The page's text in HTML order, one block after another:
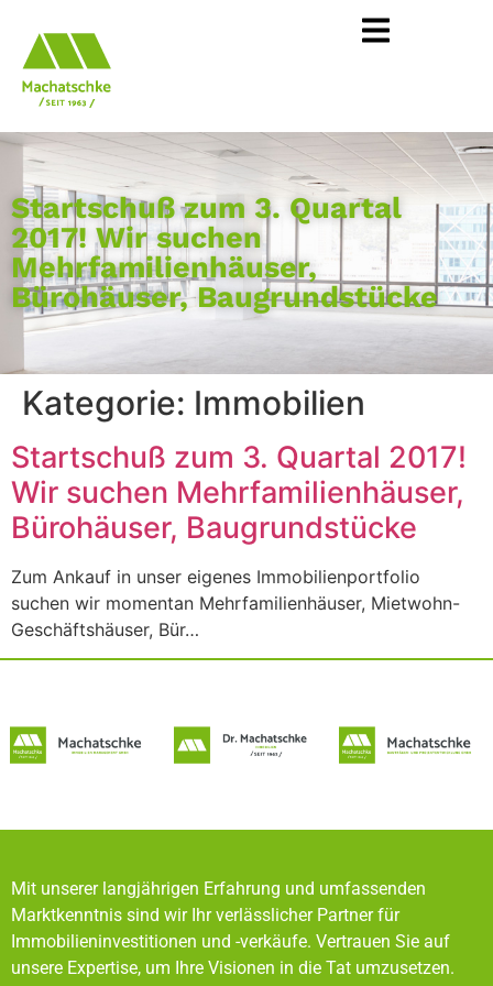
Startschuß zum 3. Quartal
2017! Wir suchen
Mehrfamilienhäuser,
Bürohäuser, Baugrundstücke
Kategorie: Immobilien
Startschuß zum 3. Quartal 2017!
Wir suchen Mehrfamilienhäuser,
Bürohäuser, Baugrundstücke
Zum Ankauf in unser eigenes Immobilienportfolio
suchen wir momentan Mehrfamilienhäuser, Mietwohn-
Geschäftshäuser, Bür…
Mit unserer langjährigen Erfahrung und umfassenden
Marktkenntnis sind wir Ihr verlässlicher Partner für
Immobilieninvestitionen und -verkäufe. Vertrauen Sie auf
unsere Expertise, um Ihre Visionen in die Tat umzusetzen.